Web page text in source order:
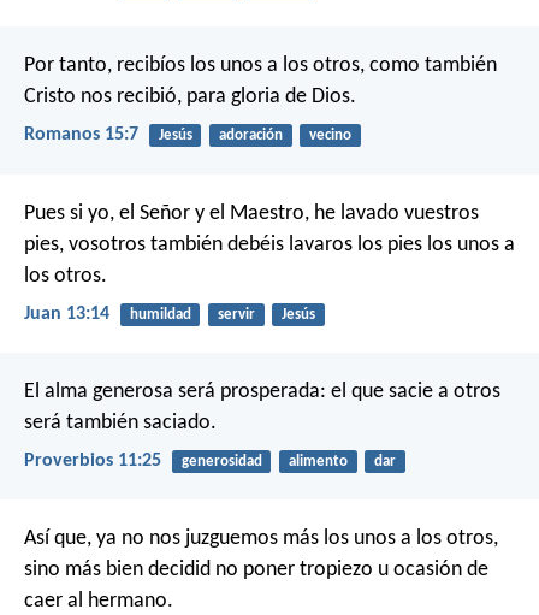
Por tanto, recibíos los unos a los otros, como también
Cristo nos recibió, para gloria de Dios.
Romanos 15:7 Jesús adoración vecino
Pues si yo, el Señor y el Maestro, he lavado vuestros
pies, vosotros también debéis lavaros los pies los unos a
los otros.
Juan 13:14 humildad servir Jesús
El alma generosa será prosperada: el que sacie a otros
será también saciado.
Proverbios 11:25 generosidad alimento dar
Así que, ya no nos juzguemos más los unos a los otros,
sino más bien decidid no poner tropiezo u ocasión de
caer al hermano.